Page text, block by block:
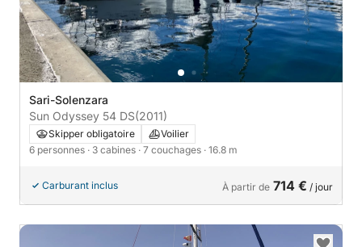
Sari-Solenzara
Sun Odyssey 54 DS(2011)
Skipper obligatoire
Voilier
6 personnes · 3 cabines · 7 couchages · 16.8 m
Carburant inclus À partir de 714 € / jour